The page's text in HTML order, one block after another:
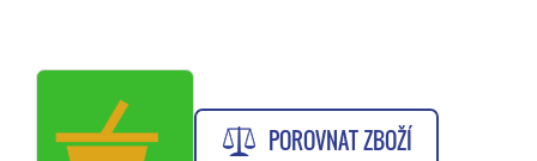
POROVNAT ZBOŽÍ